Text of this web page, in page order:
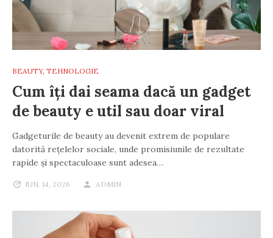
BEAUTY, TEHNOLOGIE
Cum îți dai seama dacă un gadget
de beauty e util sau doar viral
Gadgeturile de beauty au devenit extrem de populare
datorită rețelelor sociale, unde promisiunile de rezultate
rapide și spectaculoase sunt adesea…
IUN. 14, 2026 ADMIN